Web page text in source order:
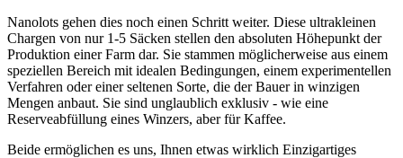
Nanolots gehen dies noch einen Schritt weiter. Diese ultrakleinen
Chargen von nur 1-5 Säcken stellen den absoluten Höhepunkt der
Produktion einer Farm dar. Sie stammen möglicherweise aus einem
speziellen Bereich mit idealen Bedingungen, einem experimentellen
Verfahren oder einer seltenen Sorte, die der Bauer in winzigen
Mengen anbaut. Sie sind unglaublich exklusiv - wie eine
Reserveabfüllung eines Winzers, aber für Kaffee.
Beide ermöglichen es uns, Ihnen etwas wirklich Einzigartiges